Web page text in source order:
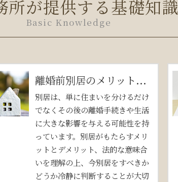
所が提供する基礎知識
Basic Knowledge
離婚前別居のメリット...
別居は、単に住まいを分けるだけ
でなくその後の離婚手続きや生活
に大きな影響を与える可能性を持
っています。別居がもたらすメリ
ットとデメリット、法的な意味合
いを理解の上、今別居をすべきか
どうか冷静に判断することが大切